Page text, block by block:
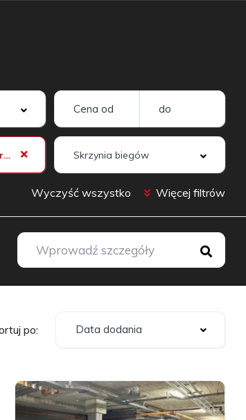
Spryskiwacze reflektorów
Wyczyść wszystko Więcej filtrów
po: Data dodania